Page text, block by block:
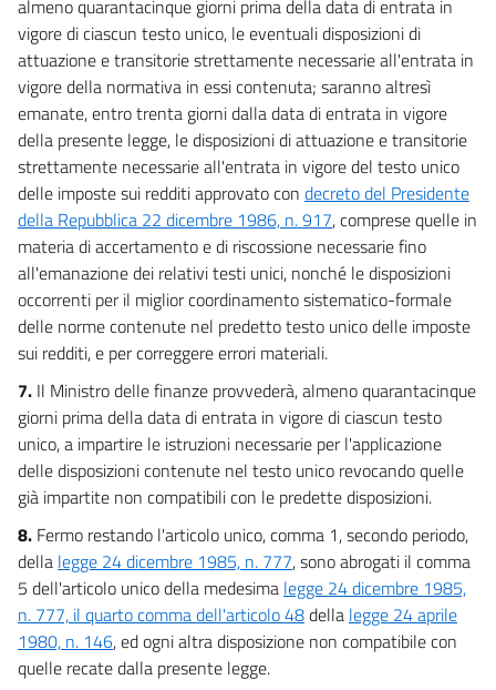
almeno quarantacinque giorni prima della data di entrata in
vigore di ciascun testo unico, le eventuali disposizioni di
attuazione e transitorie strettamente necessarie all'entrata in
vigore della normativa in essi contenuta; saranno altresì
emanate, entro trenta giorni dalla data di entrata in vigore
della presente legge, le disposizioni di attuazione e transitorie
strettamente necessarie all'entrata in vigore del testo unico
delle imposte sui redditi approvato con decreto del Presidente
della Repubblica 22 dicembre 1986, n. 917, comprese quelle in
materia di accertamento e di riscossione necessarie fino
all'emanazione dei relativi testi unici, nonché le disposizioni
occorrenti per il miglior coordinamento sistematico-formale
delle norme contenute nel predetto testo unico delle imposte
sui redditi, e per correggere errori materiali.
7. Il Ministro delle finanze provvederà, almeno quarantacinque
giorni prima della data di entrata in vigore di ciascun testo
unico, a impartire le istruzioni necessarie per l'applicazione
delle disposizioni contenute nel testo unico revocando quelle
già impartite non compatibili con le predette disposizioni.
8. Fermo restando l'articolo unico, comma 1, secondo periodo,
della legge 24 dicembre 1985, n. 777, sono abrogati il comma
5 dell'articolo unico della medesima legge 24 dicembre 1985,
n. 777, il quarto comma dell'articolo 48della legge 24 aprile
1980, n. 146, ed ogni altra disposizione non compatibile con
quelle recate dalla presente legge.